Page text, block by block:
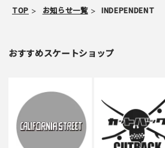
TOP お知らせ一覧 INDEPENDENT
おすすめスケートショップ